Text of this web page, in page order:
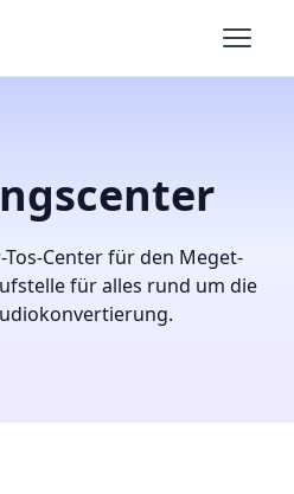
Center für den Meget-
für alles rund um die